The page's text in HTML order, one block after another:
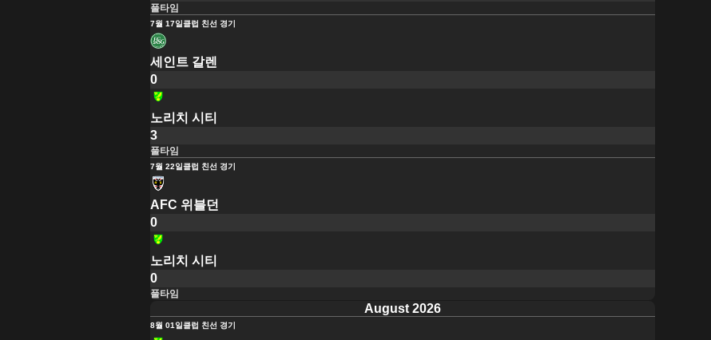
풀타임
7월 17일클럽 친선 경기
세인트 갈렌
0
노리치 시티
3
풀타임
7월 22일클럽 친선 경기
AFC 위블던
0
노리치 시티
0
풀타임
August 2026
8월 01일클럽 친선 경기